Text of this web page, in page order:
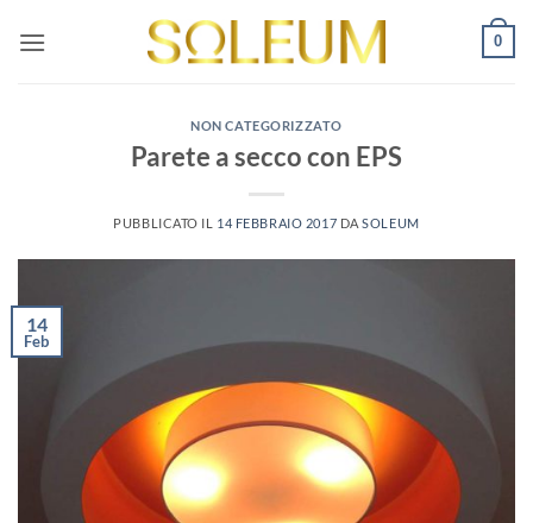
0
NON CATEGORIZZATO
Parete a secco con EPS
PUBBLICATO IL 14 FEBBRAIO 2017 DASOLEUM
14
Feb